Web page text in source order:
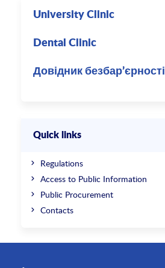
University Clinic
Dental Clinic
Довідник безбар’єрності
Quick links
Regulations
Access to Public Information
Public Procurement
Contacts